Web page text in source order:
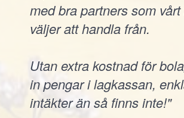
med bra partners som
väljer att handla från.
Utan extra kostnad för
in pengar i lagkassan,
intäkter än så finns inte!"